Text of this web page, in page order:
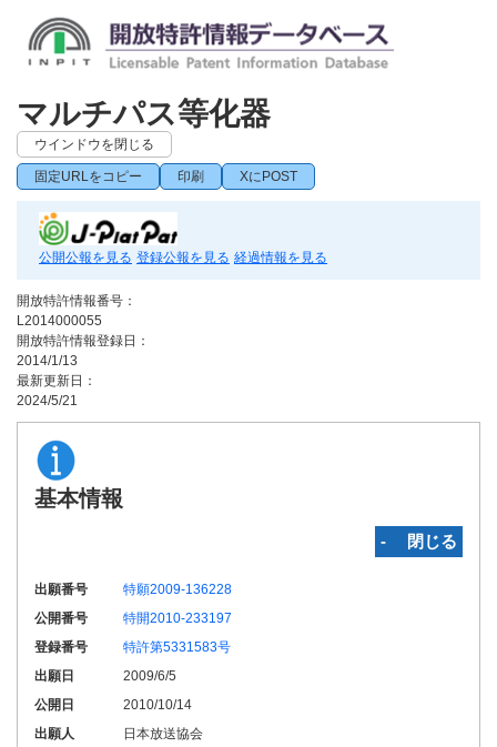
マルチパス等化器
ウインドウを閉じる
固定URLをコピー 印刷 XにPOST
公開公報を見る 登録公報を見る 経過情報を見る
開放特許情報番号：
L2014000055
開放特許情報登録日：
2014/1/13
最新更新日：
2024/5/21
基本情報
‐ 閉じる
出願番号
特願2009-136228
公開番号
特開2010-233197
登録番号
特許第5331583号
出願日
2009/6/5
公開日
2010/10/14
出願人
日本放送協会